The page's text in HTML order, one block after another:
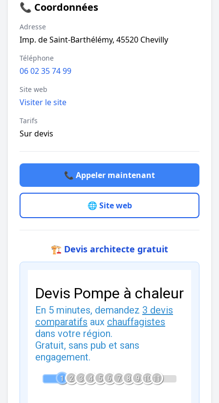
📞 Coordonnées
Adresse
Imp. de Saint-Barthélémy, 45520 Chevilly
Téléphone
06 02 35 74 99
Site web
Visiter le site
Tarifs
Sur devis
📞 Appeler maintenant
🌐 Site web
🏗️ Devis architecte gratuit
Devis Pompe à chaleur
En 5 minutes, demandez 3 devis
comparatifs aux chauffagistes
dans votre région.
Gratuit, sans pub et sans
engagement.
1 2 3 4 5 6 7 8 9 10 11